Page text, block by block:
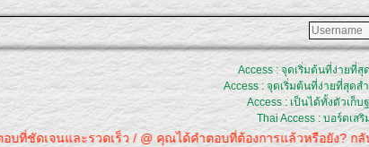
Access : จุดเริ่มต้นที่ง่ายที่
Access : จุดเริ่มต้นที่ง่ายที่สุดส
Access : เป็นได้ทั้งตัวเก็
Thai Access : บอร์ดเส
บที่ชัดเจนและรวดเร็ว / @ คุณได้คำตอบที่ต้องการแล้วหรือยัง? กลั